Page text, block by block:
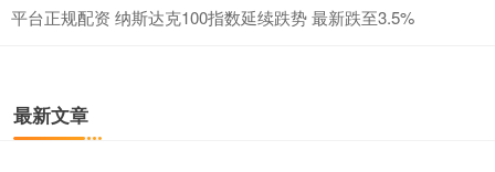
平台正规配资 纳斯达克100指数延续跌势 最新跌至3.5%
最新文章